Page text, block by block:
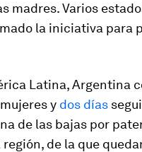
madres. Varios
la iniciativa para
Latina, Argentina
y dos días
de las bajas por
de la que